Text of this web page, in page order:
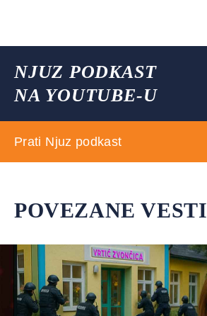
NJUZ PODKAST
NA YOUTUBE-U
Prati Njuz podkast
POVEZANE VESTI